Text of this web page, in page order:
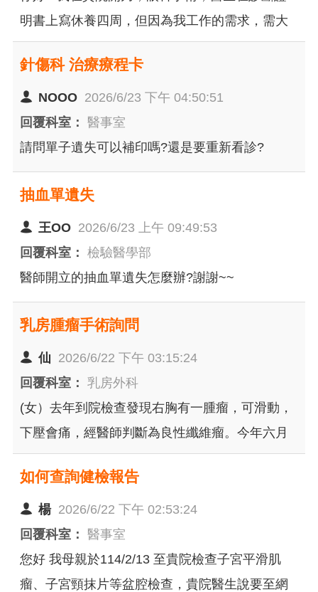
明書上寫休養四周，但因為我工作的需求，需大
量使用電腦，故想醫生延長休養時間，請問還要
再掛號詢問醫生嗎?? 還是能直接至診間詢問醫
生？？
針傷科 治療療程卡
NOOO 2026/6/23 下午 04:50:51
回覆科室： 醫事室
請問單子遺失可以補印嗎?還是要重新看診?
抽血單遺失
王OO 2026/6/23 上午 09:49:53
回覆科室： 檢驗醫學部
醫師開立的抽血單遺失怎麼辦?謝謝~~
乳房腫瘤手術詢問
仙 2026/6/22 下午 03:15:24
回覆科室： 乳房外科
(女）去年到院檢查發現右胸有一腫瘤，可滑動，
下壓會痛，經醫師判斷為良性纖維瘤。今年六月
再次檢查，用超音波發現從2cm 長至3cm 大小，
醫生建議半年後追蹤或是近期安排手術切除，想
詢問： 1. 評估手術前會需要再次到院做穿刺/切片
檢查嗎？如需要，檢查完到報告出來的等待時間
約多久？ 2. 一般開刀切除和微創去除的個別費
用？ 3. 一般開刀切除和微創去除的平均復原時
如何查詢健檢報告
楊 2026/6/22 下午 02:53:24
回覆科室： 醫事室
您好 我母親於114/2/13 至貴院檢查子宮平滑肌
瘤、子宮頸抹片等盆腔檢查，貴院醫生說要至網